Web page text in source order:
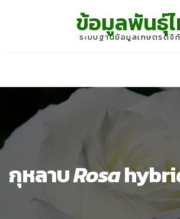
ข้อมูลพันธุ์
ระบบฐานข้อมูลเกษตรดิจิ
กุหลาบRosa